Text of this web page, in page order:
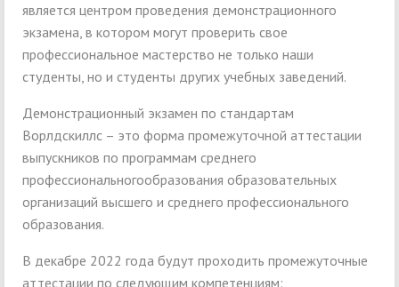
является центром проведения демонстрационного
экзамена, в котором могут проверить свое
профессиональное мастерство не только наши
студенты, но и студенты других учебных заведений.
Демонстрационный экзамен по стандартам
Ворлдскиллс – это форма промежуточной аттестации
выпускников по программам среднего
профессиональногообразования образовательных
организаций высшего и среднего профессионального
образования.
В декабре 2022 года будут проходить промежуточные
аттестации по следующим компетенциям: